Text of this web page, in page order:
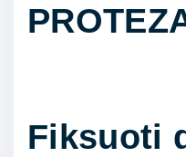
Fiksuoti